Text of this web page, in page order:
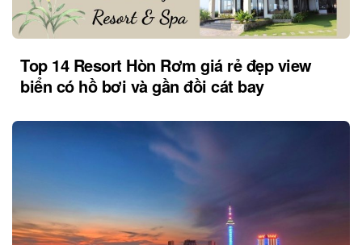
Top 14 Resort Hòn Rơm giá rẻ đẹp view
biển có hồ bơi và gần đồi cát bay